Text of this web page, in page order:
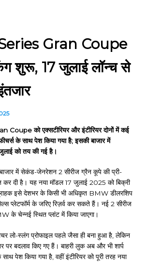
Gran Coupe
शुरू, 17 जुलाई लॉन्च से
को एक्सटीरियर और इंटीरियर दोनों में कई
के साथ पेश किया गया है; इसकी बाजार में
को तय की गई है।
में सेकंड-जेनरेशन 2 सीरीज ग्रैन कूपे की प्री-
दी है। यह नया मॉडल 17 जुलाई 2025 को बिक्री
इसे देशभर के किसी भी अधिकृत BMW डीलरशिप
प्लेटफॉर्म के जरिए रिज़र्व कर सकते हैं। नई 2 सीरीज
के चेन्नई स्थित प्लांट में किया जाएगा।
लो-स्लंग प्रोफाइल पहले जैसा ही बना हुआ है, लेकिन
बदलाव किए गए हैं। बाहरी लुक अब और भी शार्प
पेश किया गया है, वहीं इंटीरियर को पूरी तरह नया